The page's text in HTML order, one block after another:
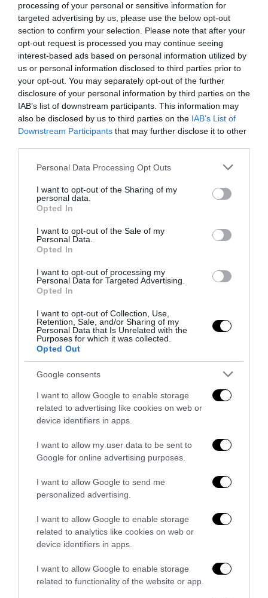
processing of your personal or sensitive information for
targeted advertising by us, please use the below opt-out
section to confirm your selection. Please note that after your
opt-out request is processed you may continue seeing
interest-based ads based on personal information utilized by
us or personal information disclosed to third parties prior to
your opt-out. You may separately opt-out of the further
disclosure of your personal information by third parties on the
IAB’s list of downstream participants. This information may
also be disclosed by us to third parties on the IAB’s List of
Downstream Participants that may further disclose it to other
Please note that this website/app uses one or more Google
not limited to your visit or usage behaviour. You may click to
grant or deny consent to Google and its third-party tags to
use your data for below specified purposes in below Google
consent section.
Personal Data Processing Opt Outs
I want to opt-out of the Sharing of my
personal data.
Opted In
I want to opt-out of the Sale of my
Personal Data.
Opted In
I want to opt-out of processing my
Personal Data for Targeted Advertising.
Opted In
I want to opt-out of Collection, Use,
Retention, Sale, and/or Sharing of my
Personal Data that Is Unrelated with the
Purposes for which it was collected.
Opted Out
Google consents
I want to allow Google to enable storage
related to advertising like cookies on web or
device identifiers in apps.
I want to allow my user data to be sent to
Google for online advertising purposes.
I want to allow Google to send me
personalized advertising.
I want to allow Google to enable storage
related to analytics like cookies on web or
device identifiers in apps.
I want to allow Google to enable storage
related to functionality of the website or app.
LA REDAZIONE
previous post
Creare l’uomo integrale: la rivoluzione antiborghese nel libro di
Cristian Leone
next post
Brexit, Londra chiede nuovo rinvio. Tusk: “Consulterò leader Ue”
YOU MAY ALSO LIKE
Bonaccini e il mito delle barricate di Parma: quando
l’antifascismo copia il fascismo
6 Agosto 2026